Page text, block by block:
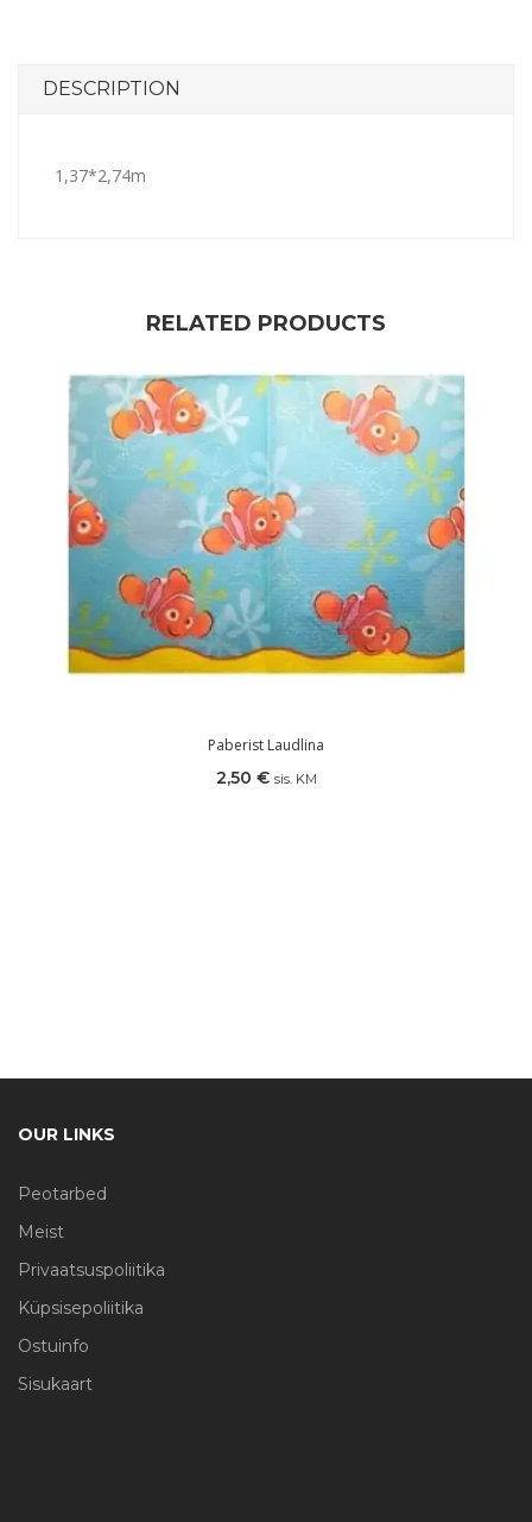
DESCRIPTION
1,37*2,74m
RELATED PRODUCTS
Paberist Laudlina
2,50 € sis. KM
OUR LINKS
Peotarbed
Meist
Privaatsuspoliitika
Küpsisepoliitika
Ostuinfo
Sisukaart